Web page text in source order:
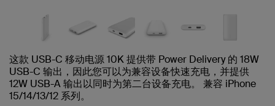
这款 USB-C 移动电源 10K 提供带 Power Delivery 的 18W
USB-C 输出，因此您可以为兼容设备快速充电，并提供
12W USB-A 输出以同时为第二台设备充电。 兼容 iPhone
15/14/13/12 系列。